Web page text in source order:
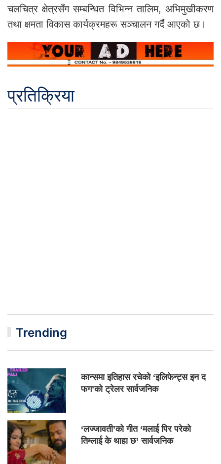
चलचित्र क्षेत्रसँग सम्बन्धित विभिन्न तालिम, अभिमुखीकरण
तथा क्षमता विकास कार्यक्रमहरू सञ्चालन गर्दै आएको छ।
प्रतिक्रिया
Trending
कान्समा इतिहास रचेको ‘इलिफेन्ट्स इन द
फग’को ट्रेलर सार्वजनिक
‘लज्जावती’को गीत ‘मलाई पिर परेको
तिम्लाई के थाहा छ’ सार्वजनिक